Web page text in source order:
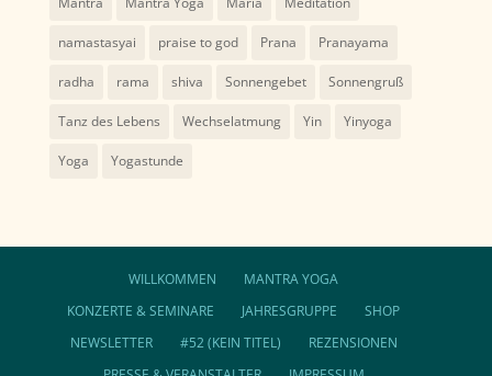
namastasyai praise to god Prana Pranayama
radha rama shiva Sonnengebet Sonnengruß
Tanz des Lebens Wechselatmung Yin Yinyoga
Yoga Yogastunde
WILLKOMMEN
MANTRA YOGA
KONZERTE & SEMINARE
JAHRESGRUPPE
SHOP
NEWSLETTER
#52 (KEIN TITEL)
REZENSIONEN